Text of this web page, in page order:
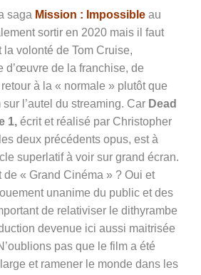
saga Mission : Impossible au
sortir en 2020 mais il faut
volonté de Tom Cruise,
d’œuvre de la franchise, de
à la « normale » plutôt que
l’autel du streaming. Car Dead
1, écrit et réalisé par Christopher
deux précédents opus, est à
superlatif à voir sur grand écran.
de « Grand Cinéma » ? Oui et
unanime du public et des
de relativiser le dithyrambe
devenue ici aussi maitrisée
pas que le film a été
et ramener le monde dans les